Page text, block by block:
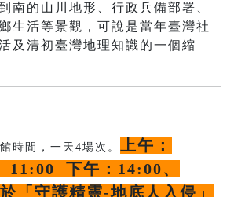
南的山川地形、行政兵備部署、
生活等景觀，可說是當年臺灣社
及清初臺灣地理知識的一個縮
時間，一天4場次。 上午：
11:00 下午：14:00、
「守護精靈-地底人入侵」